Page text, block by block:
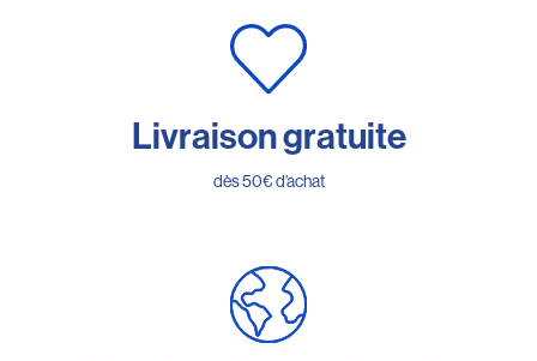
Livraison gratuite
dès 50€ d’achat